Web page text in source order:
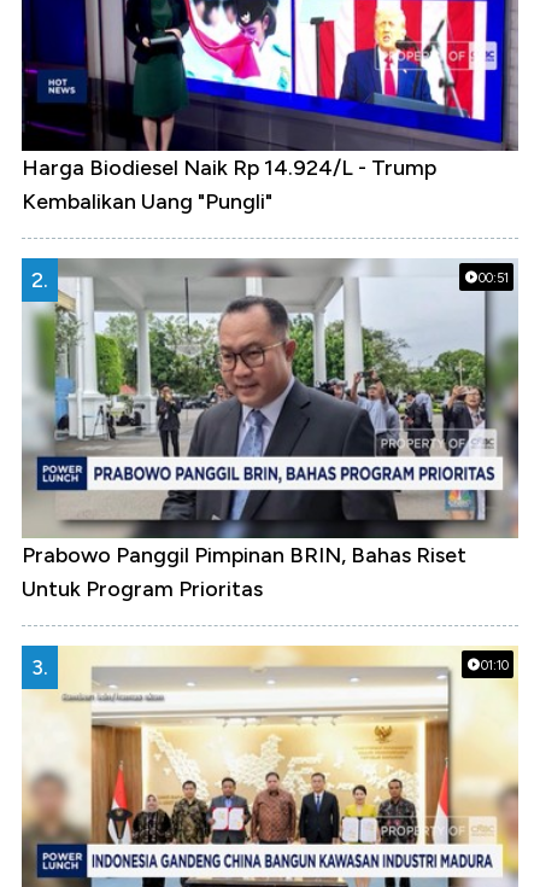
Harga Biodiesel Naik Rp 14.924/L - Trump
Kembalikan Uang "Pungli"
00:51
2.
Prabowo Panggil Pimpinan BRIN, Bahas Riset
Untuk Program Prioritas
01:10
3.